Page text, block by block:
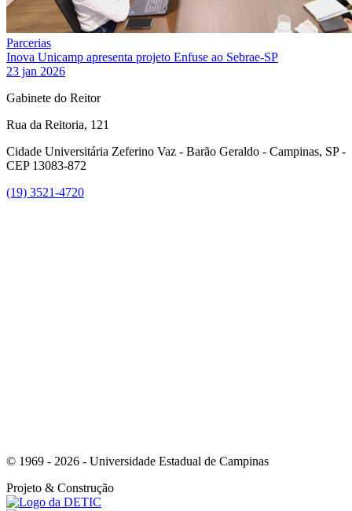
Parcerias
Inova Unicamp apresenta projeto Enfuse ao Sebrae-SP
23 jan 2026
Gabinete do Reitor
Rua da Reitoria, 121
Cidade Universitária Zeferino Vaz - Barão Geraldo - Campinas, SP -
CEP 13083-872
(19) 3521-4720
© 1969 - 2026 - Universidade Estadual de Campinas
Projeto & Construção